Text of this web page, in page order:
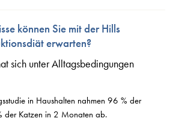
können Sie mit der Hills
erwarten?
sich unter Alltagsbedingungen
in Haushalten nahmen 96 % der
der Katzen in 2 Monaten ab.